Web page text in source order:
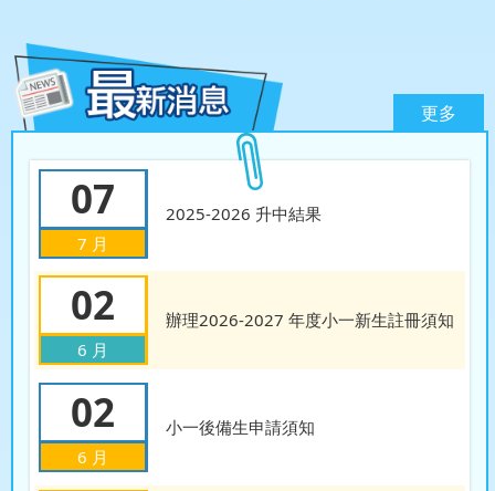
更多
07
7 月
2025-2026 升中結果
02
6 月
辦理2026-2027 年度小一新生註冊須知
02
6 月
小一後備生申請須知